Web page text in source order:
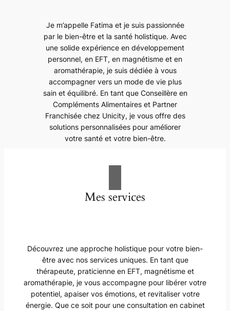
Je m’appelle Fatima et je suis passionnée
par le bien-être et la santé holistique. Avec
une solide expérience en développement
personnel, en EFT, en magnétisme et en
aromathérapie, je suis dédiée à vous
accompagner vers un mode de vie plus
sain et équilibré. En tant que Conseillère en
Compléments Alimentaires et Partner
Franchisée chez Unicity, je vous offre des
solutions personnalisées pour améliorer
votre santé et votre bien-être.
Mes services
Découvrez une approche holistique pour votre bien-
être avec nos services uniques. En tant que
thérapeute, praticienne en EFT, magnétisme et
aromathérapie, je vous accompagne pour libérer votre
potentiel, apaiser vos émotions, et revitaliser votre
énergie. Que ce soit pour une consultation en cabinet